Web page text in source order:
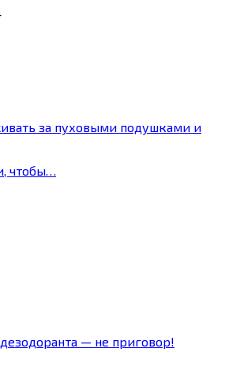
за пуховыми подушками и
чтобы…
— не приговор!